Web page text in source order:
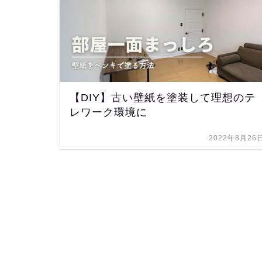
【DIY】古い壁紙を塗装して理想のテ
レワーク環境に
2022年8月26